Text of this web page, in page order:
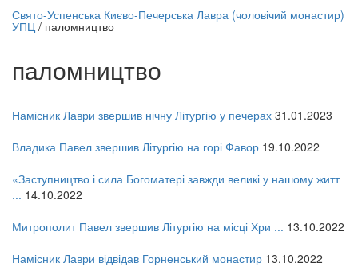
трансляція |
12 вересня
Свято-Успенська Києво-Печерська Лавра (чоловічий монастир)
УПЦ / паломництво
паломництво
Намісник Лаври звершив нічну Літургію у печерах 31.01.2023
Владика Павел звершив Літургію на горі Фавор 19.10.2022
«Заступництво і сила Богоматері завжди великі у нашому житт
... 14.10.2022
Митрополит Павел звершив Літургію на місці Хри ... 13.10.2022
Намісник Лаври відвідав Горненський монастир 13.10.2022